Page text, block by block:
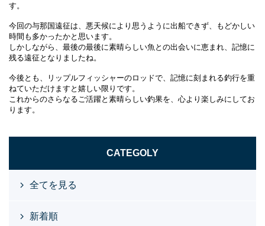
す。
今回の与那国遠征は、悪天候により思うように出船できず、もどかしい
時間も多かったかと思います。
しかしながら、最後の最後に素晴らしい魚との出会いに恵まれ、記憶に
残る遠征となりましたね。
今後とも、リップルフィッシャーのロッドで、記憶に刻まれる釣行を重
ねていただけますと嬉しい限りです。
これからのさらなるご活躍と素晴らしい釣果を、心より楽しみにしてお
ります。
CATEGOLY
全てを見る
新着順